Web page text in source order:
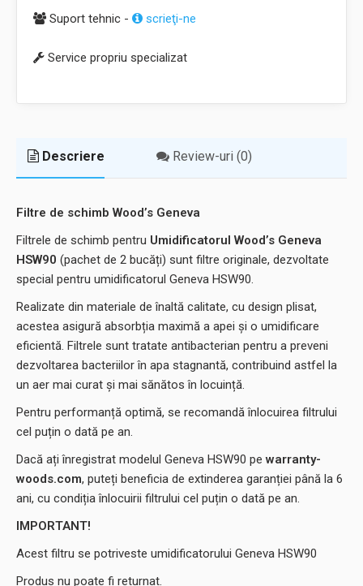
Suport tehnic - scrieţi-ne
Service propriu specializat
Descriere Review-uri (0)
Filtre de schimb Wood’s Geneva
Filtrele de schimb pentru Umidificatorul Wood’s Geneva
HSW90 (pachet de 2 bucăți) sunt filtre originale, dezvoltate
special pentru umidificatorul Geneva HSW90.
Realizate din materiale de înaltă calitate, cu design plisat,
acestea asigură absorbția maximă a apei și o umidificare
eficientă. Filtrele sunt tratate antibacterian pentru a preveni
dezvoltarea bacteriilor în apa stagnantă, contribuind astfel la
un aer mai curat și mai sănătos în locuință.
Pentru performanță optimă, se recomandă înlocuirea filtrului
cel puțin o dată pe an.
Dacă ați înregistrat modelul Geneva HSW90 pewarranty-
woods.com, puteți beneficia de extinderea garanției până la 6
ani, cu condiția înlocuirii filtrului cel puțin o dată pe an.
IMPORTANT!
Acest filtru se potriveste umidificatorului Geneva HSW90
Produs nu poate fi returnat.